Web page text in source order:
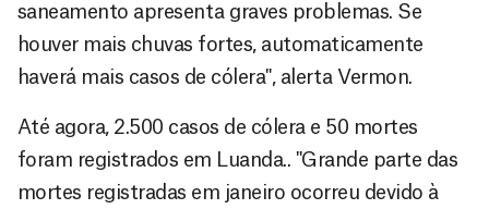
saneamento apresenta graves problemas. Se
houver mais chuvas fortes, automaticamente
haverá mais casos de cólera", alerta Vermon.
Até agora, 2.500 casos de cólera e 50 mortes
foram registrados em Luanda.. "Grande parte das
mortes registradas em janeiro ocorreu devido à